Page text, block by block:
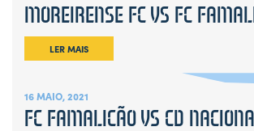
U19
Equipa Técnica
MOREIRENSE FC VS FC
LER MAIS
16 MAIO, 2021
FC FAMALICÃO VS CD